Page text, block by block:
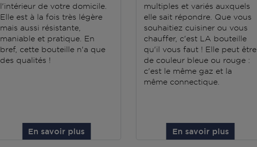
l'intérieur de votre domicile.
Elle est à la fois très légère
mais aussi résistante,
maniable et pratique. En
bref, cette bouteille n'a que
des qualités !
En savoir plus
multiples et variés auxquels
elle sait répondre. Que vous
souhaitiez cuisiner ou vous
chauffer, c'est LA bouteille
qu'il vous faut ! Elle peut être
de couleur bleue ou rouge :
c'est le même gaz et la
même connectique.
En savoir plus